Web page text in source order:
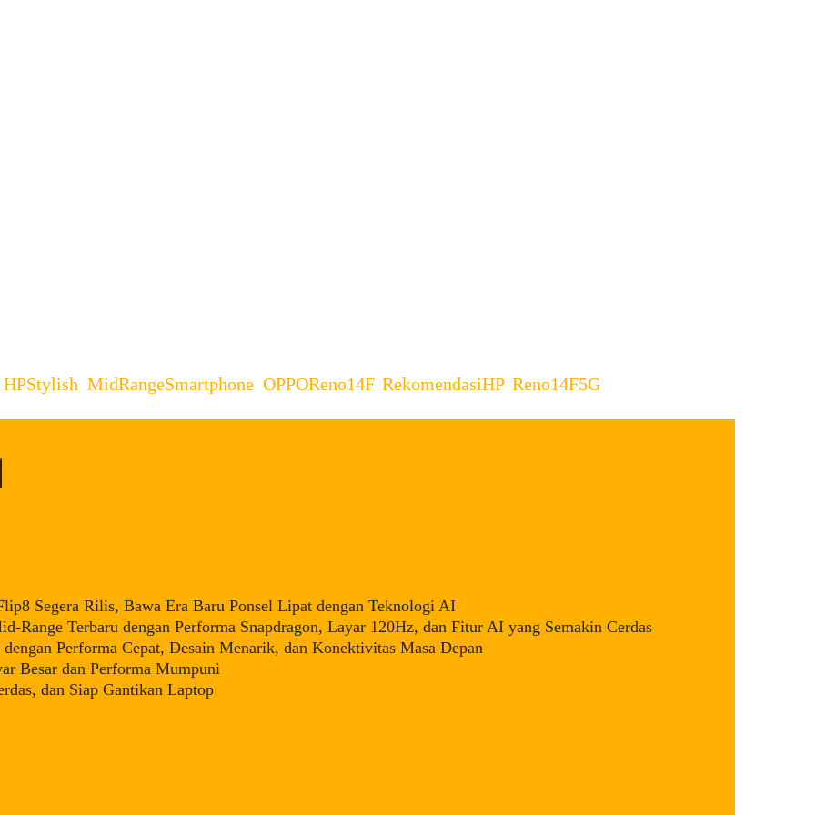
HPStylish MidRangeSmartphone OPPOReno14F, RekomendasiHP, Reno14F5G
Segera Rilis, Bawa Era Baru Ponsel Lipat dengan Teknologi AI
Range Terbaru dengan Performa Snapdragon, Layar 120Hz, dan Fitur AI yang Semakin Cerdas
Performa Cepat, Desain Menarik, dan Konektivitas Masa Depan
Besar dan Performa Mumpuni
dan Siap Gantikan Laptop